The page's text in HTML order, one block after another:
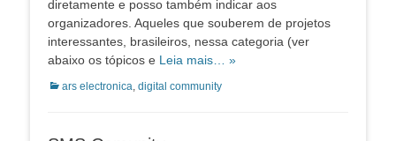
diretamente e posso também indicar aos
organizadores. Aqueles que souberem de projetos
interessantes, brasileiros, nessa categoria (ver
abaixo os tópicos e Leia mais… »
Categorias:
ars electronica digital community